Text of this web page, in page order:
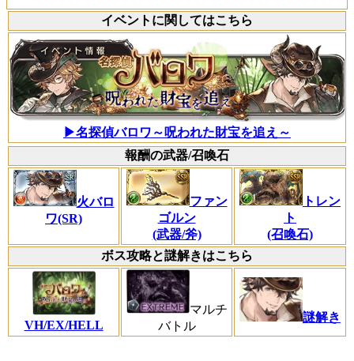
イベントに関してはこちら
▶名探偵バロワ～呪われた財宝を追え～
報酬の武器/召喚石
火バロ
ワ(SR)
ファン
ゴルン
(武器/斧)
トレン
ト
(召喚石)
ボス攻略と謎解きはこちら
VH/EX/HELL
マルチ
バトル
謎解き